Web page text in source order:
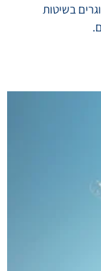
בשיטות